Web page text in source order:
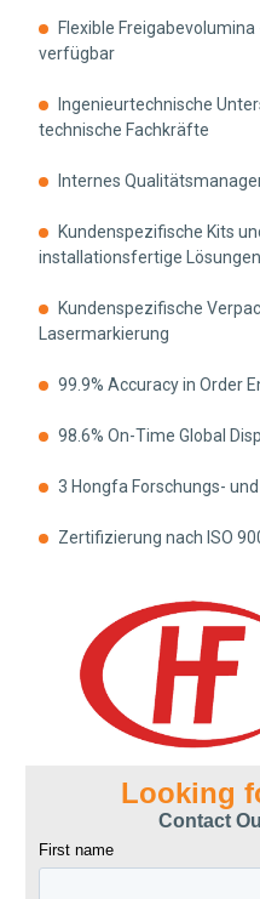
Flexible
verfügbar
Ingenieurtechnische
technische Fachkräfte
Internes
Kundenspezifische Kits
installationsfertige Lösungen
Kundenspezifische
Lasermarkierung
99.9% Accuracy in Order
98.6% On-Time Global
3 Hongfa Forschungs-
Zertifizierung nach ISO